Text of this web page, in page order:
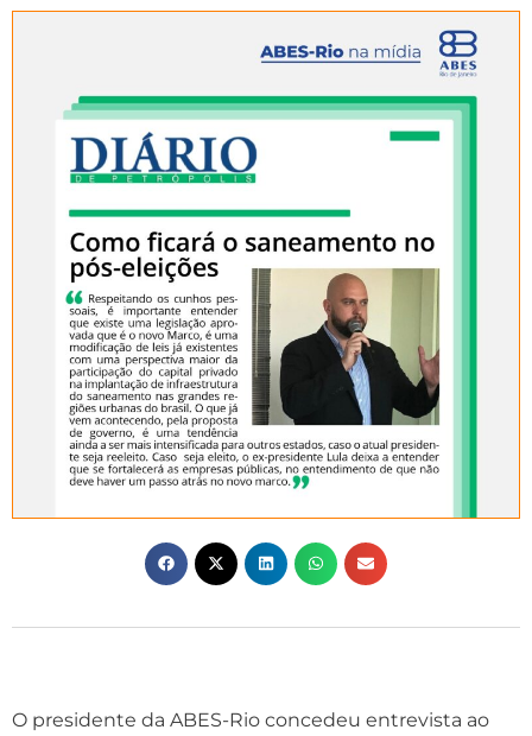
O presidente da ABES-Rio concedeu entrevista ao